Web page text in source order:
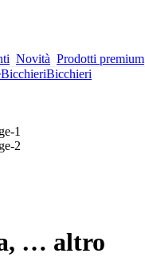
Novità Prodotti premium
BicchieriBicchieri
, … altro